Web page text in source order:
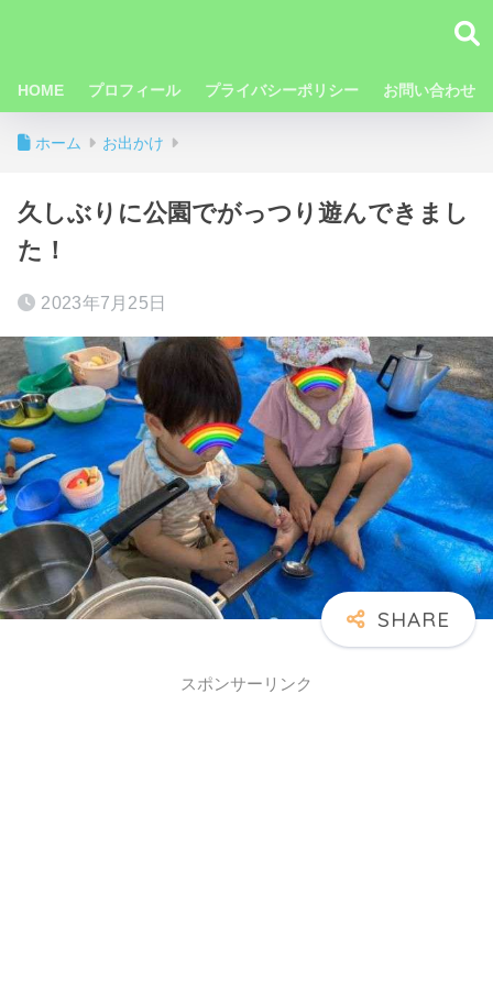
HOME プロフィール プライバシーポリシー お問い合わせ
ホーム お出かけ
久しぶりに公園でがっつり遊んできまし
た！
2023年7月25日
スポンサーリンク